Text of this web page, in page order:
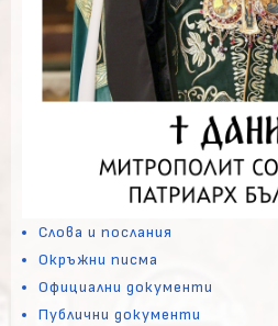
Слова и послания
Окръжни писма
Официални документи
Публични документи